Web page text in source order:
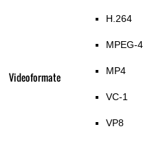
Videoformate
H.264
MPEG-4
MP4
VC-1
VP8